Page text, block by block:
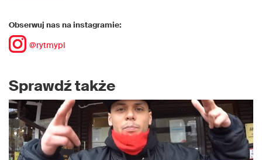
Obserwuj nas na instagramie:
@rytmypl
Sprawdź także